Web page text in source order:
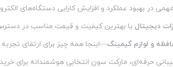
در بهبود عملکرد و افزایش کارایی دستگاه‌های
دیجیتال با بهترین کیفیت و قیمت مناسب در
و لوازم گیمینگ—اینجا همه چیز برای ارتقای
حرفه‌ای، مارکت سون انتخابی هوشمندانه برای